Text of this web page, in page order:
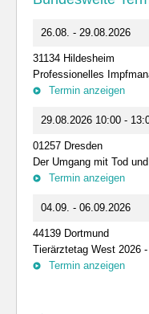
26.08. - 29.08.2026
31134 Hildesheim
Professionelles
Termin anzeigen
29.08.2026 10:00 -
01257 Dresden
Der Umgang mit Tod
Termin anzeigen
04.09. - 06.09.2026
44139 Dortmund
Tierärztetag West 2026
Termin anzeigen